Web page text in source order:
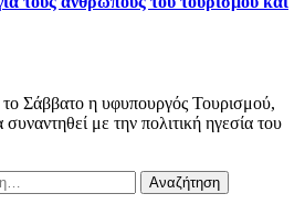
Σάββατο η υφυπουργός Τουρισμού,
με την πολιτική ηγεσία του